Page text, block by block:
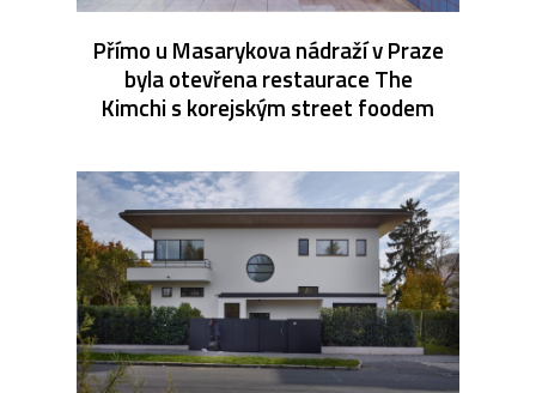
Přímo u Masarykova nádraží v Praze
byla otevřena restaurace The
Kimchi s korejským street foodem